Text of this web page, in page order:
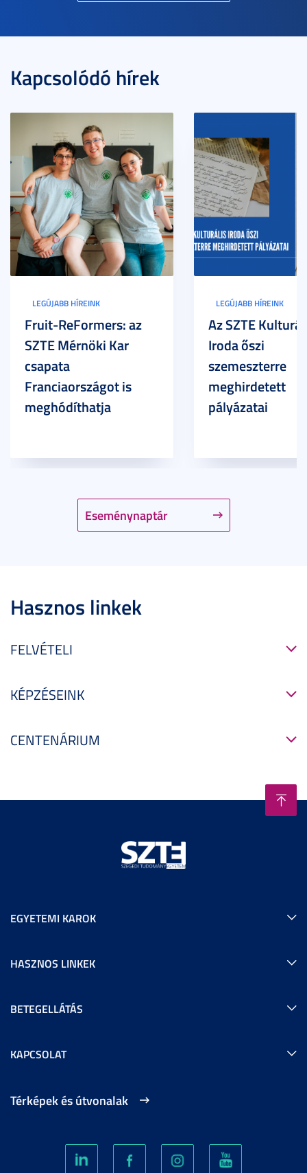
Kapcsolódó hírek
Eseménynaptár
LEGÚJABB HÍREINK
Fruit-ReFormers: az
SZTE Mérnöki Kar
csapata
Franciaországot is
meghódíthatja
LEGÚJABB HÍREINK
Az SZTE
Iroda őszi
szemeszterre
meghirdetett
pályázatai
Hasznos linkek
FELVÉTELI
KÉPZÉSEINK
CENTENÁRIUM
EGYETEMI KAROK
HASZNOS LINKEK
BETEGELLÁTÁS
KAPCSOLAT
Térképek és útvonalak